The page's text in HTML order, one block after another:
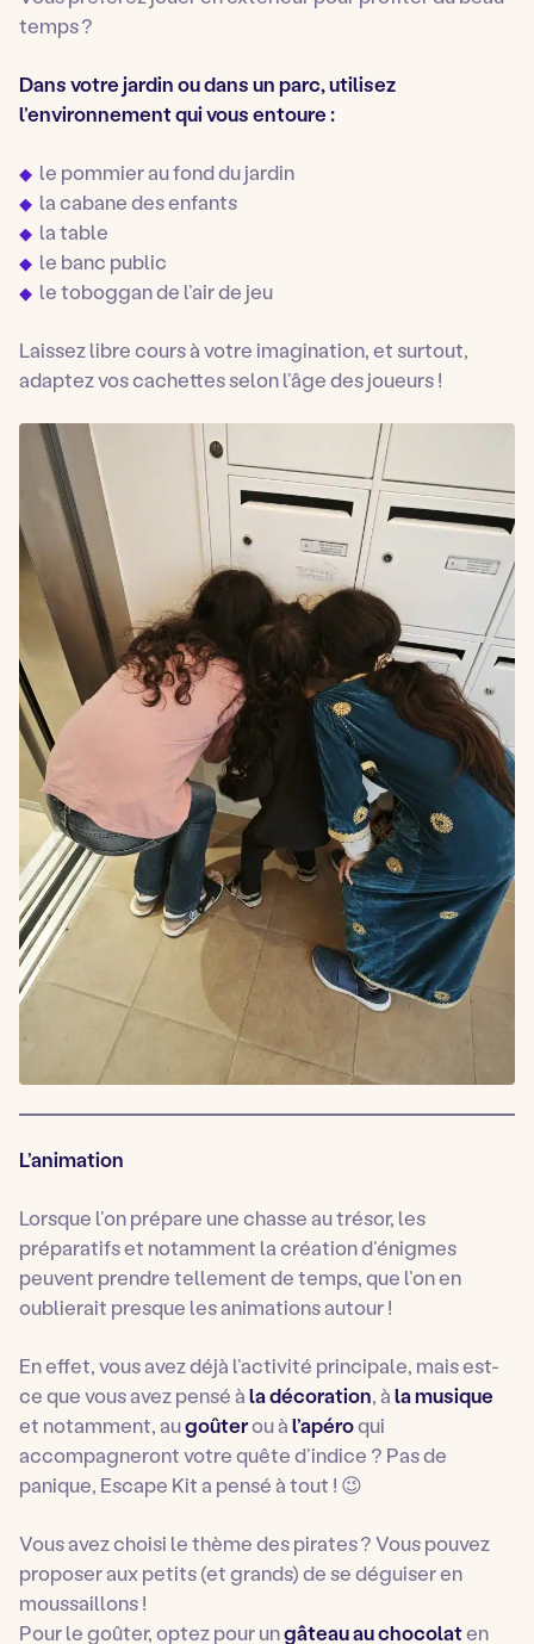
temps ?
Dans votre jardin ou dans un parc, utilisez
l’environnement qui vous entoure :
le pommier au fond du jardin
la cabane des enfants
la table
le banc public
le toboggan de l’air de jeu
Laissez libre cours à votre imagination, et surtout,
adaptez vos cachettes selon l’âge des joueurs !
L’animation
Lorsque l’on prépare une chasse au trésor, les
préparatifs et notamment la création d’énigmes
peuvent prendre tellement de temps, que l’on en
oublierait presque les animations autour !
En effet, vous avez déjà l’activité principale, mais est-
ce que vous avez pensé àla décoration, àlamusique
et notamment, augoûterou àl’apéroqui
accompagneront votre quête d’indice ? Pas de
panique, Escape Kit a pensé à tout ! 😉
Vous avez choisi le thème des pirates ? Vous pouvez
proposer aux petits (et grands) de se déguiser en
moussaillons !
Pour le goûter, optez pour ungâteau au chocolaten